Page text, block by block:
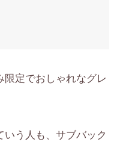
限定でおしゃれなグレ
う人も、サブバック